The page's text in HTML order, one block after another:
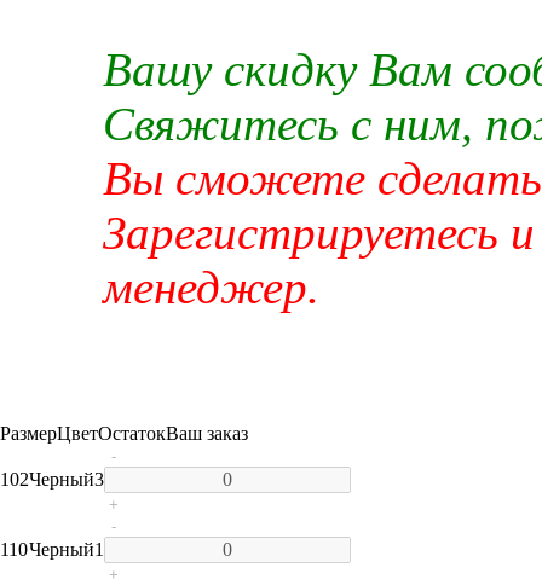
Вашу скидку Вам
Свяжитесь с ним,
Вы сможете сделать
Зарегистрируетесь
менеджер.
РазмерЦветОстатокВаш заказ
102Черный3
-
+
110Черный1
-
+